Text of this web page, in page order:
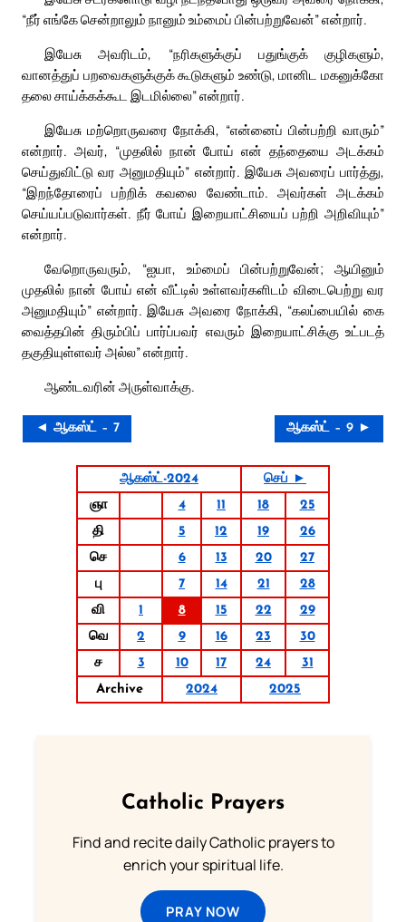
“நீர் எங்கே சென்றாலும் நானும் உம்மைப் பின்பற்றுவேன்” என்றார்.
இயேசு அவரிடம், “நரிகளுக்குப் பதுங்குக் குழிகளும்,
வானத்துப் பறவைகளுக்குக் கூடுகளும் உண்டு, மானிட மகனுக்கோ
தலை சாய்க்கக்கூட இடமில்லை” என்றார்.
இயேசு மற்றொருவரை நோக்கி, “என்னைப் பின்பற்றி வாரும்”
என்றார். அவர், “முதலில் நான் போய் என் தந்தையை அடக்கம்
செய்துவிட்டு வர அனுமதியும்” என்றார். இயேசு அவரைப் பார்த்து,
“இறந்தோரைப் பற்றிக் கவலை வேண்டாம். அவர்கள் அடக்கம்
செய்யப்படுவார்கள். நீர் போய் இறையாட்சியைப் பற்றி அறிவியும்”
என்றார்.
வேறொருவரும், “ஐயா, உம்மைப் பின்பற்றுவேன்; ஆயினும்
முதலில் நான் போய் என் வீட்டில் உள்ளவர்களிடம் விடைபெற்று வர
அனுமதியும்” என்றார். இயேசு அவரை நோக்கி, “கலப்பையில் கை
வைத்தபின் திரும்பிப் பார்ப்பவர் எவரும் இறையாட்சிக்கு உட்படத்
தகுதியுள்ளவர் அல்ல” என்றார்.
ஆண்டவரின் அருள்வாக்கு.
◄ ஆகஸ்ட் – 7 ஆகஸ்ட் – 9 ►
ஆகஸ்ட்-2024
செப் ►
ஞா
4 11 18
25
தி
5 12 19
26
செ
6 13 20
27
பு
7 14 21
28
வி
1 8 15 22
29
வெ
2 9 16 23
30
ச
3 10 17 24
31
Archive
2024 2025
Catholic Prayers
Find and recite daily Catholic prayers to
enrich your spiritual life.
PRAY NOW